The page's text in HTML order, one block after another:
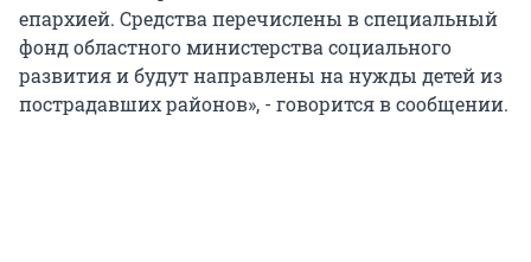
епархией. Средства перечислены в специальный
фонд областного министерства социального
развития и будут направлены на нужды детей из
пострадавших районов», - говорится в сообщении.